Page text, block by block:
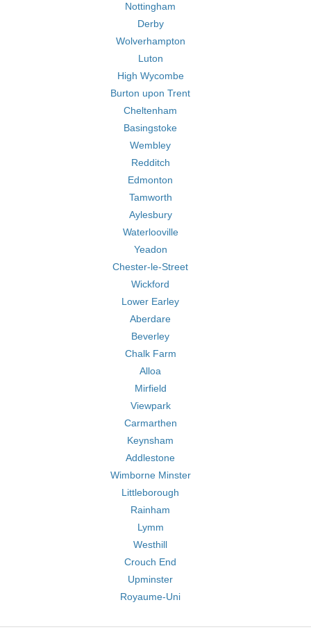
Nottingham
Derby
Wolverhampton
Luton
High Wycombe
Burton upon Trent
Cheltenham
Basingstoke
Wembley
Redditch
Edmonton
Tamworth
Aylesbury
Waterlooville
Yeadon
Chester-le-Street
Wickford
Lower Earley
Aberdare
Beverley
Chalk Farm
Alloa
Mirfield
Viewpark
Carmarthen
Keynsham
Addlestone
Wimborne Minster
Littleborough
Rainham
Lymm
Westhill
Crouch End
Upminster
Royaume-Uni